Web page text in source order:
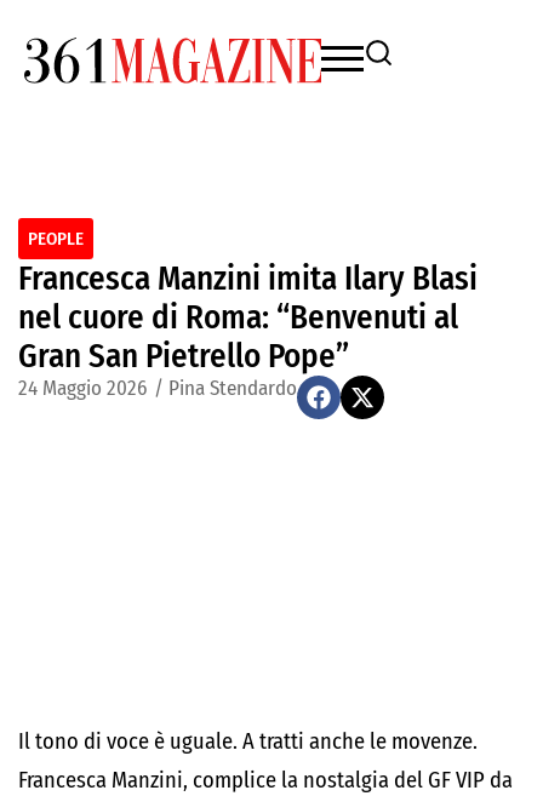
PEOPLE
Francesca Manzini imita Ilary Blasi
nel cuore di Roma: “Benvenuti al
Gran San Pietrello Pope”
24 Maggio 2026 / Pina Stendardo
Il tono di voce è uguale. A tratti anche le movenze.
Francesca Manzini, complice la nostalgia del GF VIP da